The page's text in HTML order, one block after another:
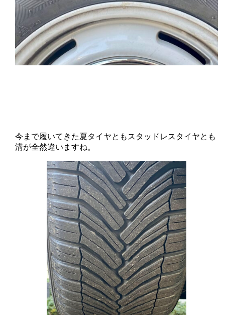
今まで履いてきた夏タイヤともスタッドレスタイヤとも
溝が全然違いますね。